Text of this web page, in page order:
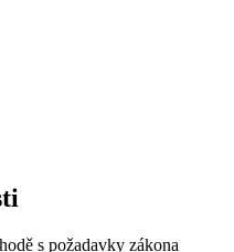
s požadavky zákona